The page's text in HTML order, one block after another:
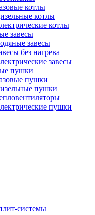
котлы
котлы
котлы
завесы
завесы
без нагрева
завесы
пушки
пушки
пушки
пушки
системы